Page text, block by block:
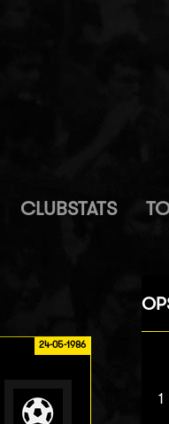
CLUBSTATS
24-05-1986
1